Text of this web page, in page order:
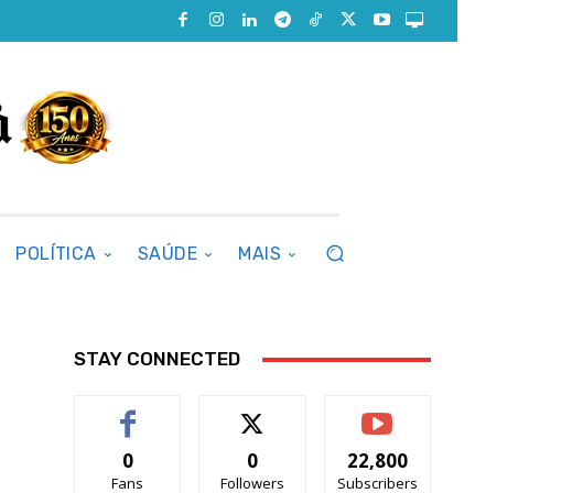
POLÍTICA SAÚDE MAIS
STAY CONNECTED
0
Fans
0
Followers
22,800
Subscribers